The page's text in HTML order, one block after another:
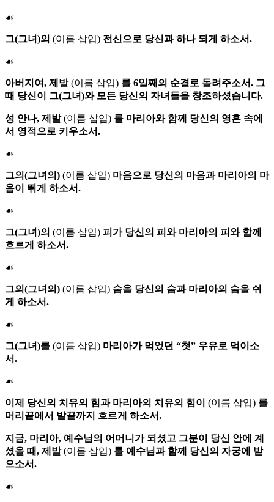
☙
그(그녀)의 (이름 삽입) 전신으로 당신과 하나 되게 하소서.
☙
아버지여, 제발(이름 삽입) 를 6일째의 순결로 돌려주소서. 그
때 당신이 그(그녀)와 모든 당신의 자녀들을 창조하셨습니다.
성 안나, 제발(이름 삽입) 를 마리아와 함께 당신의 영혼 속에
서 영적으로 키우소서.
☙
그의(그녀의) (이름 삽입) 마음으로 당신의 마음과 마리아의 마
음이 뛰게 하소서.
☙
그(그녀)의 (이름 삽입) 피가 당신의 피와 마리아의 피와 함께
흐르게 하소서.
☙
그의(그녀의) (이름 삽입) 숨을 당신의 숨과 마리아의 숨을 쉬
게 하소서.
☙
그(그녀)를 (이름 삽입) 마리아가 먹었던 “첫” 우유로 먹이소
서.
☙
이제 당신의 치유의 힘과 마리아의 치유의 힘이 (이름 삽입) 를
머리끝에서 발끝까지 흐르게 하소서.
지금, 마리아, 예수님의 어머니가 되셨고 그분이 당신 안에 계
셨을 때, 제발(이름 삽입) 를 예수님과 함께 당신의 자궁에 받
으소서.
☙